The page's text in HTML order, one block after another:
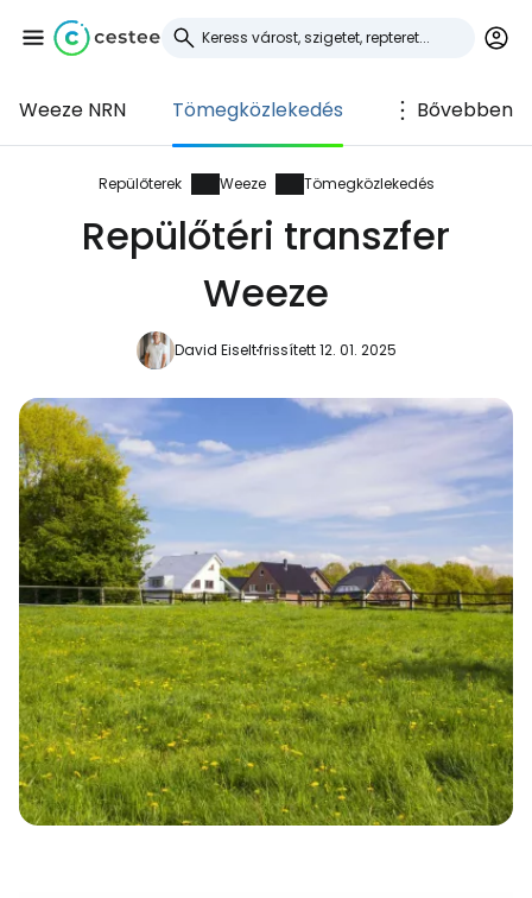
Weeze NRN Tömegközlekedés Bővebben
Repülőterek Weeze Tömegközlekedés
Repülőtéri transzfer
Weeze
David Eiseltfrissített 12. 01. 2025
Bejelentkezés a
Cestee-be
... az utazási közösség világszerte
Folytatás a Facebookkal
Folytassa e-mailben